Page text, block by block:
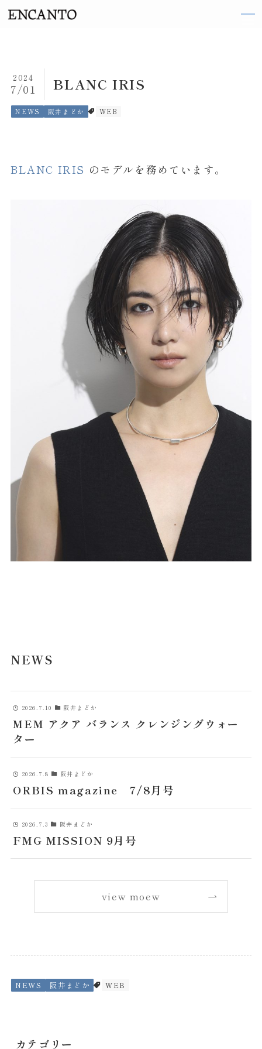
ARTIST
来島 ななお
NEWS
COMPANY
CONTACT
BLANC IRIS
2024
7/01
NEWS 阪井まどか WEB
BLANC IRIS のモデルを務めています。
NEWS
2026.7.10 阪井まどか
MEM アクア バランス クレンジングウォー
ター
2026.7.8 阪井まどか
ORBIS magazine 7/8月号
2026.7.3 阪井まどか
FMG MISSION 9月号
view moew
NEWS 阪井まどか WEB
カテゴリー